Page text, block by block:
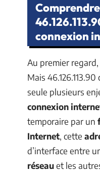
connexion
Au premier
Mais
seule plusieurs
connexion
temporaire par un
Internet, cette
d’interface entre
réseauet les